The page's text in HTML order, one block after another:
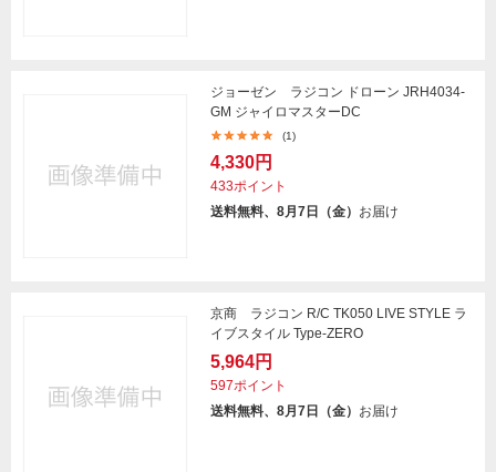
ジョーゼン ラジコン ドローン JRH4034-
GM ジャイロマスターDC
(1)
4,330円
433ポイント
送料無料、8月7日（金） お届け
京商 ラジコン R/C TK050 LIVE STYLE ラ
イブスタイル Type-ZERO
5,964円
597ポイント
送料無料、8月7日（金） お届け